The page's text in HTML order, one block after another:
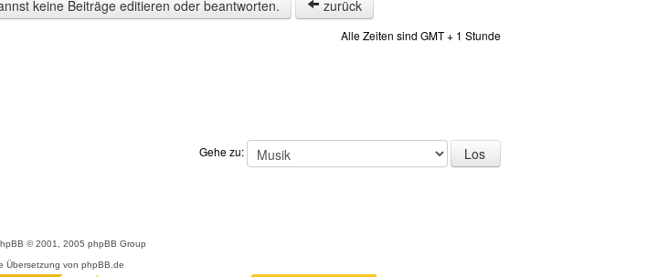
keine Beiträge editieren oder beantworten. zurück
Alle Zeiten sind GMT + 1 Stunde
Gehe zu:
© 2001, 2005 phpBB Group
Übersetzung von phpBB.de